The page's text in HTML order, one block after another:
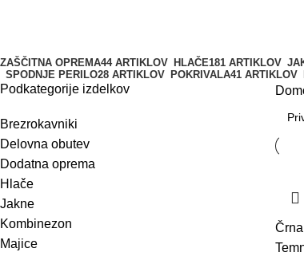
ZAŠČITNA OPREMA44 ARTIKLOV HLAČE181 ARTIKLOV
SPODNJE PERILO28 ARTIKLOV POKRIVALA41 ARTIKLOV
Podkategorije izdelkov
Brezrokavniki
Delovna obutev
Dodatna oprema
Hlače
Jakne
Kombinezon
Majice
Črna